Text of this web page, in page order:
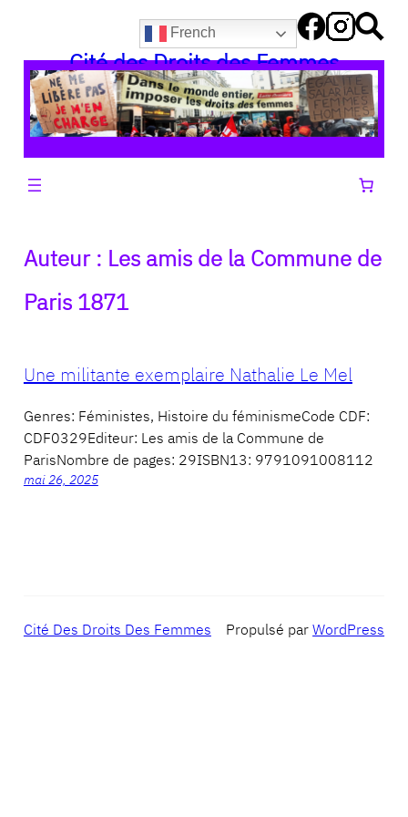
contenu
French
Cité des Droits des Femmes
Auteur : Les amis de la Commune de
Paris 1871
Une militante exemplaire Nathalie Le Mel
Genres: Féministes, Histoire du féminismeCode CDF:
CDF0329Editeur: Les amis de la Commune de
ParisNombre de pages: 29ISBN13: 9791091008112
mai 26, 2025
Cité Des Droits Des Femmes Propulsé parWordPress